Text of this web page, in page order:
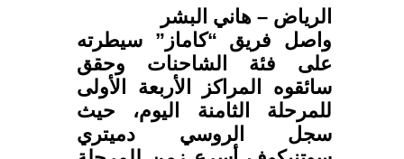
الرياض – هاني البشر
واصل فريق “كاماز” سيطرته
على فئة الشاحنات وحقق
سائقوه المراكز الأربعة الأولى
للمرحلة الثامنة اليوم، حيث
سجل الروسي دميتري